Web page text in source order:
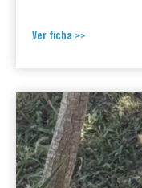
Ver ficha >>